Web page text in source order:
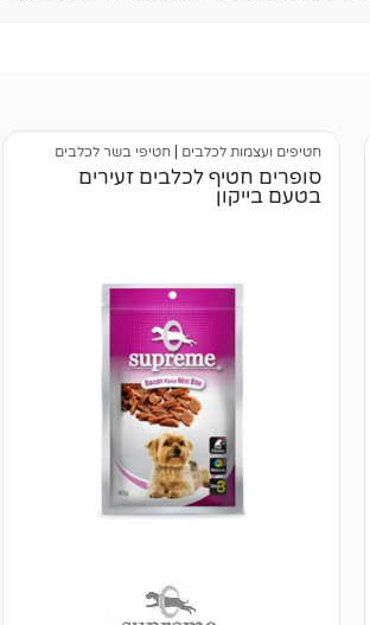
חטיפים ועצמות לכלבים | חטיפי בשר לכלבים
סופרים חטיף לכלבים זעירים
בטעם בייקון